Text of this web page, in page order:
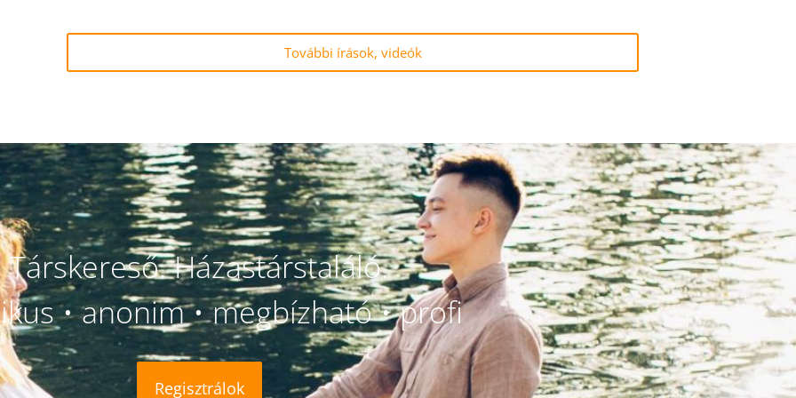
További írások, videók
Társkereső. Házastárstaláló.
• anonim • megbízható • profi
Regisztrálok